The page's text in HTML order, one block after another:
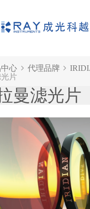
心 代理品牌
片
曼滤光片